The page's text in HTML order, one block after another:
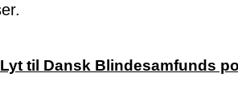
Lyt til Dansk Blindesamfunds